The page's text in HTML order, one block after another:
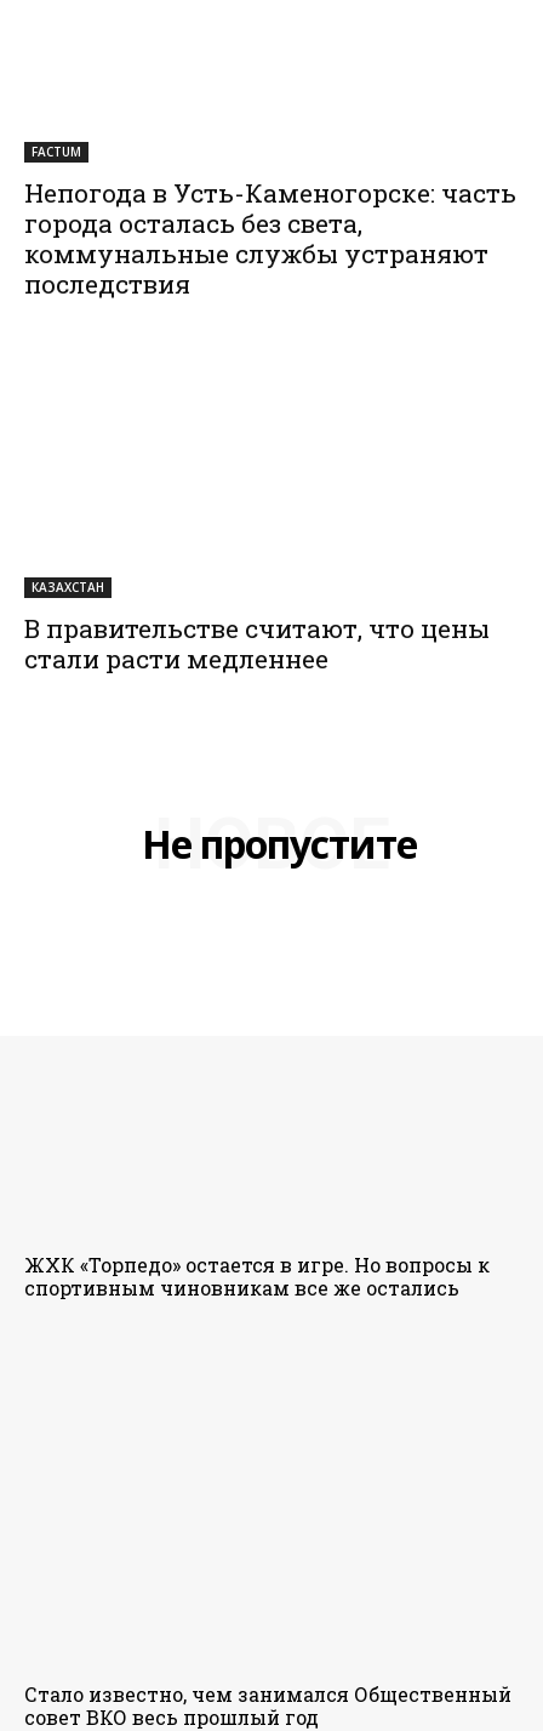
FACTUM
Непогода в Усть-Каменогорске: часть
города осталась без света,
коммунальные службы устраняют
последствия
КАЗАХСТАН
В правительстве считают, что цены
стали расти медленнее
Не пропустите
НОВОЕ
ЖХК «Торпедо» остается в игре. Но вопросы к
спортивным чиновникам все же остались
Стало известно, чем занимался Общественный
совет ВКО весь прошлый год